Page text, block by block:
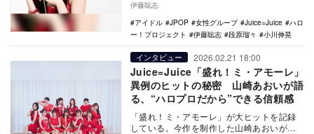
伊藤聡志
アイドル
JPOP 女性グループ Juice=Juice
ハロ
ー！プロジェクト
伊藤聡志 段原瑠々 小川伸晃
インタビュー 2026.02.21 18:00
Juice=Juice「盛れ！ミ・アモーレ」
異例のヒットの秘密 山崎あおいが語
る、“ハロプロだから”できる信頼感
「盛れ！ミ・アモーレ」が大ヒットを記録
している。今作を制作した山崎あおいが寄